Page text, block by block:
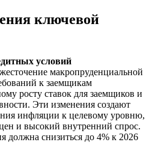
ключевой
условий
макропруденциальной
к заемщикам
росту ставок для заемщиков и
Эти изменения создают
инфляции к целевому уровню,
и высокий внутренний спрос.
снизиться до 4% к 2026